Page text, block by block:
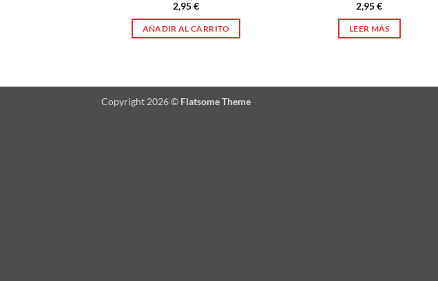
2,95€
AÑADIR AL CARRITO
2,95€
LEER MÁS
Copyright 2026 © Flatsome Theme